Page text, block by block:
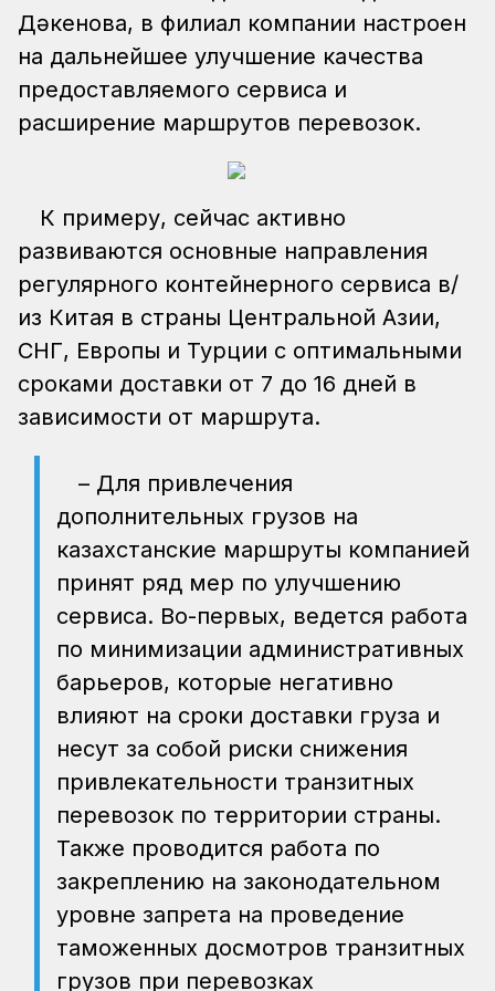
Дәкенова, в филиал компании настроен
на дальнейшее улучшение качества
предоставляемого сервиса и
расширение маршрутов перевозок.
К примеру, сейчас активно
развиваются основные направления
регулярного контейнерного сервиса в/
из Китая в страны Центральной Азии,
СНГ, Европы и Турции с оптимальными
сроками доставки от 7 до 16 дней в
зависимости от маршрута.
– Для привлечения
дополнительных грузов на
казахстанские маршруты компанией
принят ряд мер по улучшению
сервиса. Во-первых, ведется работа
по минимизации административных
барьеров, которые негативно
влияют на сроки доставки груза и
несут за собой риски снижения
привлекательности транзитных
перевозок по территории страны.
Также проводится работа по
закреплению на законодательном
уровне запрета на проведение
таможенных досмотров транзитных
грузов при перевозках